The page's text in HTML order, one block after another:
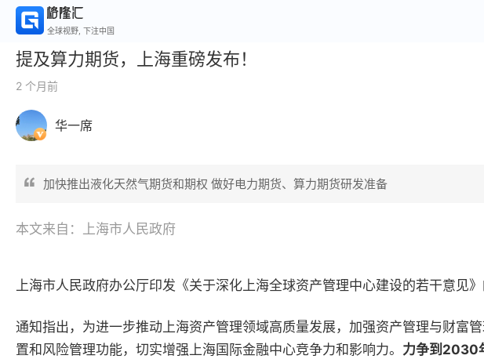
全球视野, 下注中国
提及算力期货，上海重磅发布！
2 个月前
华一席
加快推出液化天然气期货和期权 做好电力期货、算力期货研发准备
本文来自：上海市人民政府
上海市人民政府办公厅印发《关于深化上海全球资产管理中心建设的若干意见》
通知指出，为进一步推动上海资产管理领域高质量发展，加强资产管理与财富
置和风险管理功能，切实增强上海国际金融中心竞争力和影响力。 力争到2030